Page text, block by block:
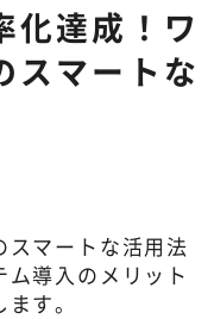
化達成！ワ
スマートな
スマートな活用法
導入のメリット
す。